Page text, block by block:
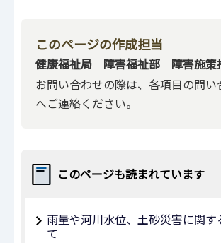
このページの作成担当
健康福祉局 障害福祉部 障害施策
お問い合わせの際は、各項目の問い
へご連絡ください。
このページも読まれています
雨量や河川水位、土砂災害に関す
て